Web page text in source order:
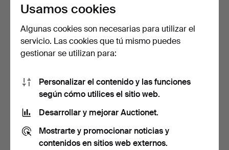
seleccionado
LÁMPARA DE MESA
ITALIANA ESTILO
LÁMPARA DE MESA
ITALIANA 'BARILLO' DE
2 días
Usamos cookies
Algunas cookies son necesarias para utilizar el
servicio. Las cookies que tú mismo puedes
gestionar se utilizan para:
Personalizar el contenido y las funciones
según cómo utilices el sitio web.
Desarrollar y mejorar Auctionet.
Mostrarte y promocionar noticias y
contenidos en sitios web externos.